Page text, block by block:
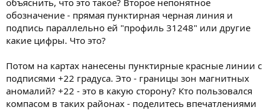
обозначение - прямая пунктирная черная линия и
подпись параллельно ей "профиль 31248" или другие
какие цифры. Что это?
Потом на картах нанесены пунктирные красные линии с
подписями +22 градуса. Это - границы зон магнитных
аномалий? +22 - это в какую сторону? Кто пользовался
компасом в таких районах - поделитесь впечатлениями